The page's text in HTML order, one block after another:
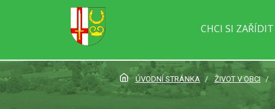
CHCI SI ZAŘÍDIT
ÚVODNÍ STRÁNKA ŽIVOT V OBCI